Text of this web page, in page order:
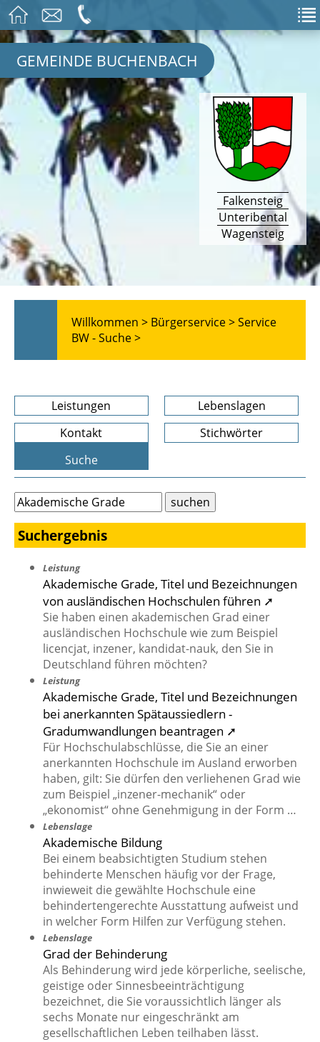
GEMEINDE BUCHENBACH
Falkensteig
Unteribental
Wagensteig
Willkommen > Bürgerservice >Service
BW - Suche >
Leistungen
Lebenslagen
Kontakt
Stichwörter
Suche
Suchergebnis
Leistung
Akademische Grade, Titel und Bezeichnungen
von ausländischen Hochschulen führen ➚
Sie haben einen akademischen Grad einer
ausländischen Hochschule wie zum Beispiel
licencjat, inzener, kandidat-nauk, den Sie in
Deutschland führen möchten?
Leistung
Akademische Grade, Titel und Bezeichnungen
bei anerkannten Spätaussiedlern -
Gradumwandlungen beantragen ➚
Für Hochschulabschlüsse, die Sie an einer
anerkannten Hochschule im Ausland erworben
haben, gilt: Sie dürfen den verliehenen Grad wie
zum Beispiel „inzener-mechanik“ oder
„ekonomist“ ohne Genehmigung in der Form …
Lebenslage
Akademische Bildung
Bei einem beabsichtigten Studium stehen
behinderte Menschen häufig vor der Frage,
inwieweit die gewählte Hochschule eine
behindertengerechte Ausstattung aufweist und
in welcher Form Hilfen zur Verfügung stehen.
Lebenslage
Grad der Behinderung
Als Behinderung wird jede körperliche, seelische,
geistige oder Sinnesbeeinträchtigung
bezeichnet, die Sie voraussichtlich länger als
sechs Monate nur eingeschränkt am
gesellschaftlichen Leben teilhaben lässt.